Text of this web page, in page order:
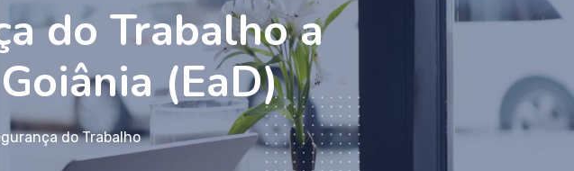
do Trabalho a
(EaD)
do Trabalho